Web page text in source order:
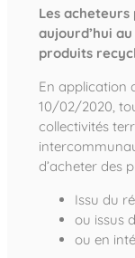
Les acheteurs
aujourd’hui
produits
En application
10/02/2020,
collectivités
d’acheter des
Issu du
ou issus
ou en